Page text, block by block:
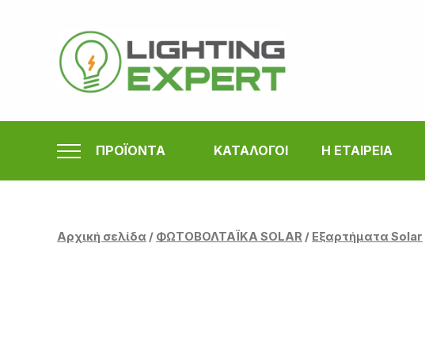
περιεχόμενο
ΠΡΟΪΟΝΤΑ ΚΑΤΑΛΟΓΟΙ Η ΕΤΑΙΡΕΙΑ
Αρχική σελίδα / ΦΩΤΟΒΟΛΤΑΪΚΑ SOLAR / Εξαρτήματα Solar